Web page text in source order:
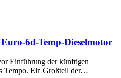
6d-Temp-Dieselmotor
Einführung der künftigen
Tempo. Ein Großteil der…